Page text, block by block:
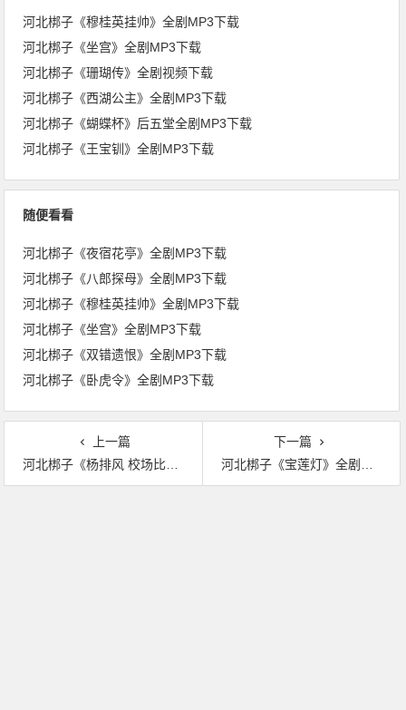
河北梆子《穆桂英挂帅》全剧MP3下载
河北梆子《坐宫》全剧MP3下载
河北梆子《珊瑚传》全剧视频下载
河北梆子《西湖公主》全剧MP3下载
河北梆子《蝴蝶杯》后五堂全剧MP3下载
河北梆子《王宝钏》全剧MP3下载
随便看看
河北梆子《夜宿花亭》全剧MP3下载
河北梆子《八郎探母》全剧MP3下载
河北梆子《穆桂英挂帅》全剧MP3下载
河北梆子《坐宫》全剧MP3下载
河北梆子《双错遗恨》全剧MP3下载
河北梆子《卧虎令》全剧MP3下载
上一篇
河北梆子《杨排风 校场比武》全剧MP3下载
下一篇
河北梆子《宝莲灯》全剧视频下载